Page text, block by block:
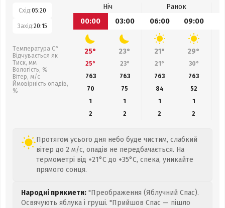
Схід:05:20
Захід:20:15
Температура С°
Відчувається як
Тиск, мм
Вологість, %
Вітер, м/с
Ймовірність опадів,
%
Ніч
Ранок
00:00
03:00 06:00 09:00
25° 23° 21° 29°
25° 23° 21° 30°
763
763 763 763
70
75 84 52
1
1 1
1
2
2 2 2
Протягом усього дня небо буде чистим, слабкий
вітер до 2 м/с, опадів не передбачається. На
термометрі від +21°C до +35°C, спека, уникайте
прямого сонця.
Народні прикмети: "Преображення (Яблучний Спас).
Освячують яблука і груші. "Прийшов Спас — пішло